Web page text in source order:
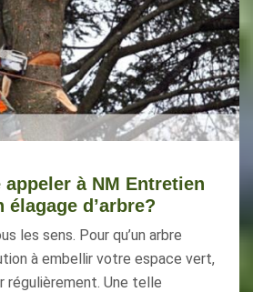
à NM Entretien
d’arbre?
les sens. Pour qu’un arbre
à embellir votre espace vert,
régulièrement. Une telle